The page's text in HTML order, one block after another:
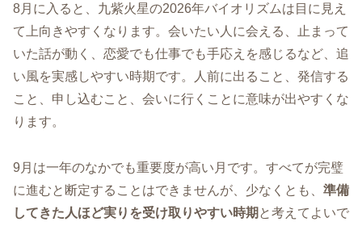
8月に入ると、九紫火星の2026年バイオリズムは目に見え
て上向きやすくなります。会いたい人に会える、止まって
いた話が動く、恋愛でも仕事でも手応えを感じるなど、追
い風を実感しやすい時期です。人前に出ること、発信する
こと、申し込むこと、会いに行くことに意味が出やすくな
ります。
9月は一年のなかでも重要度が高い月です。すべてが完璧
に進むと断定することはできませんが、少なくとも、 準備
してきた人ほど実りを受け取りやすい時期 と考えてよいで